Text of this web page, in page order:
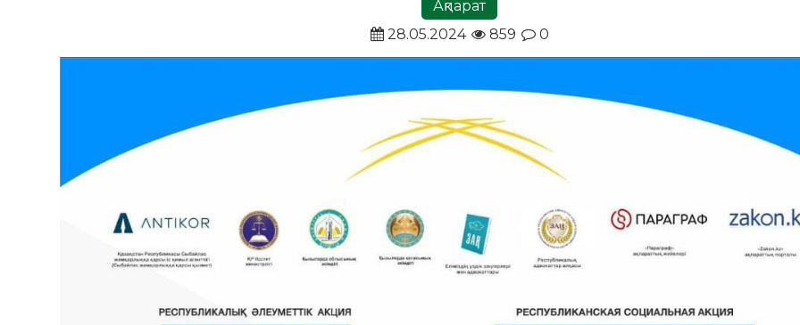
Ақпарат
28.05.2024
859 0